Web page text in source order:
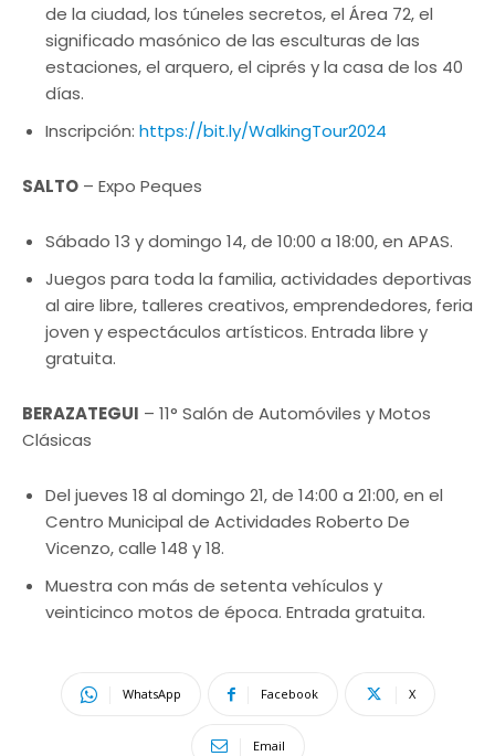
de la ciudad, los túneles secretos, el Área 72, el
significado masónico de las esculturas de las
estaciones, el arquero, el ciprés y la casa de los 40
días.
Inscripción: https://bit.ly/WalkingTour2024
SALTO – Expo Peques
Sábado 13 y domingo 14, de 10:00 a 18:00, en APAS.
Juegos para toda la familia, actividades deportivas
al aire libre, talleres creativos, emprendedores, feria
joven y espectáculos artísticos. Entrada libre y
gratuita.
BERAZATEGUI – 11° Salón de Automóviles y Motos
Clásicas
Del jueves 18 al domingo 21, de 14:00 a 21:00, en el
Centro Municipal de Actividades Roberto De
Vicenzo, calle 148 y 18.
Muestra con más de setenta vehículos y
veinticinco motos de época. Entrada gratuita.
WhatsApp Facebook X
Email